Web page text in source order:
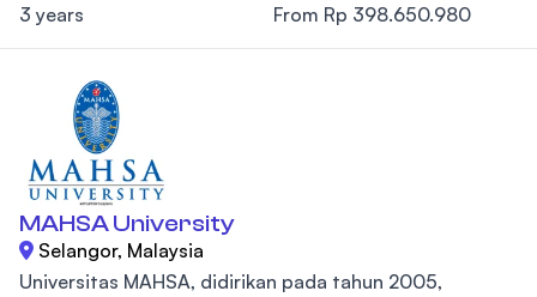
3 years From Rp 398.650.980
MAHSA University
Selangor, Malaysia
Universitas MAHSA, didirikan pada tahun 2005,